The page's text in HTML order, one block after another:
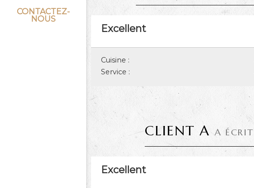
CONTACTEZ-
NOUS
Excellent
Cuisine :
Service :
CLIENT A A
Excellent